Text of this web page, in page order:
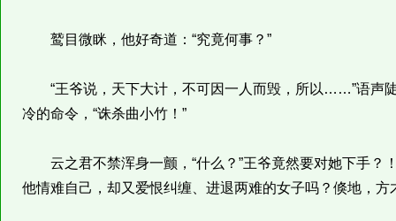
鹫目微眯，他好奇道：“究竟何事？”
“王爷说，天下大计，不可因一人而毁，所以……”语声
冷的命令，“诛杀曲小竹！”
云之君不禁浑身一颤，“什么？”王爷竟然要对她下手？
他情难自己，却又爱恨纠缠、进退两难的女子吗？倏地，